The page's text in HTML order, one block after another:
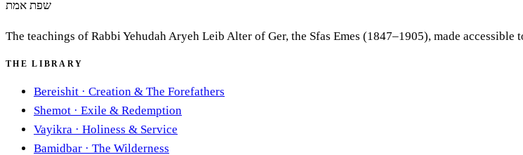
שפת אמת
The teachings of Rabbi Yehudah Aryeh Leib Alter of Ger, the Sfas Emes (1847–1905), made
THE LIBRARY
Bereishit · Creation & The Forefathers
Shemot · Exile & Redemption
Vayikra · Holiness & Service
Bamidbar · The Wilderness